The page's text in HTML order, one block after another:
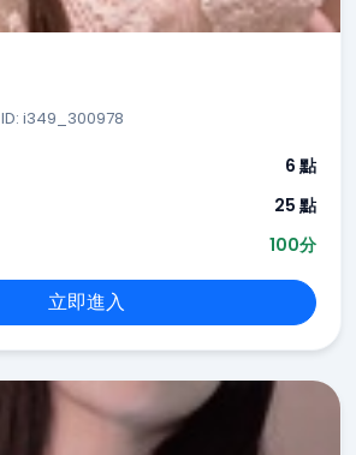
ID: i349_300978
6 點
25 點
100分
立即進入